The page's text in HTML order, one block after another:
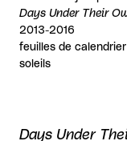
Days Under Their
2013-2016
feuilles de
soleils
Days Under